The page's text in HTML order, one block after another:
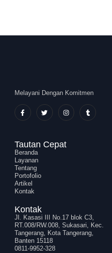
Melayani Dengan Komitmen
Tautan Cepat
Beranda
Layanan
Tentang
Portofolio
Artikel
Kontak
Kontak
Jl. Kasasi III No.17 blok C3,
RT.008/RW.008, Sukasari, Kec.
Tangerang, Kota Tangerang,
Banten 15118
0811-9952-328